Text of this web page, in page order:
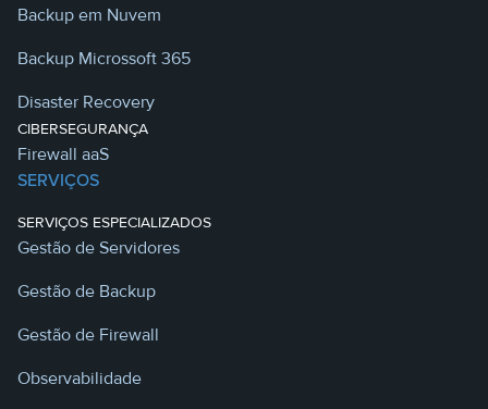
Backup em Nuvem
Backup Microssoft 365
Disaster Recovery
CIBERSEGURANÇA
Firewall aaS
SERVIÇOS
SERVIÇOS ESPECIALIZADOS
Gestão de Servidores
Gestão de Backup
Gestão de Firewall
Observabilidade